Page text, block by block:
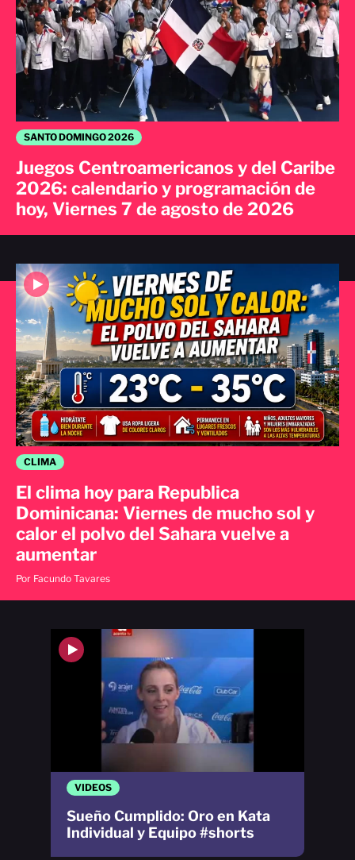
CLIMA
El clima hoy para Republica
Dominicana: Viernes de mucho sol y
calor el polvo del Sahara vuelve a
aumentar
Por Facundo Tavares
SANTO DOMINGO 2026
Juegos Centroamericanos y del Caribe
2026: calendario y programación de
hoy, Viernes 7 de agosto de 2026
VIDEOS
Sueño Cumplido: Oro en Kata
Individual y Equipo #shorts